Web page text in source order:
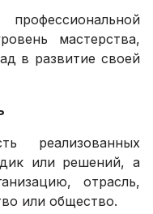
мастерства,
в развитие своей
реализованных
или решений, а
отрасль,
или общество.